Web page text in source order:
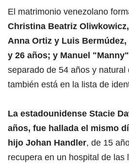
El matrimonio venezolano
Christina Beatriz
Anna Ortiz y Luis
y 26 años; y Manuel
separado de 54 años y natural
también está en la lista de
La estadounidense Stacie
años, fue hallada el mismo
hijo Johan Handler, de 15
recupera en un hospital de las